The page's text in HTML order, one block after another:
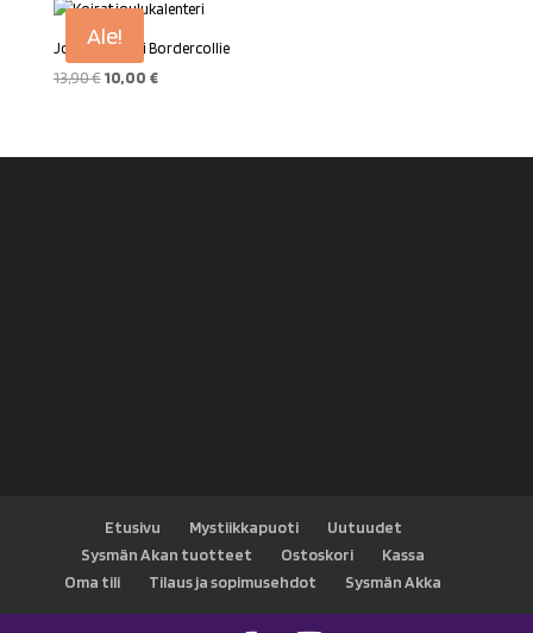
Ale!
Joulukalenteri Bordercollie
13,90€ Alkuperäinen
13,90 €.
10,00 €Nykyinen
10,00 €.
Etusivu Mystiikkapuoti
Uutuudet
Sysmän Akan tuotteet
Ostoskori
Kassa
Oma tili
Tilaus ja sopimusehdot Sysmän Akka